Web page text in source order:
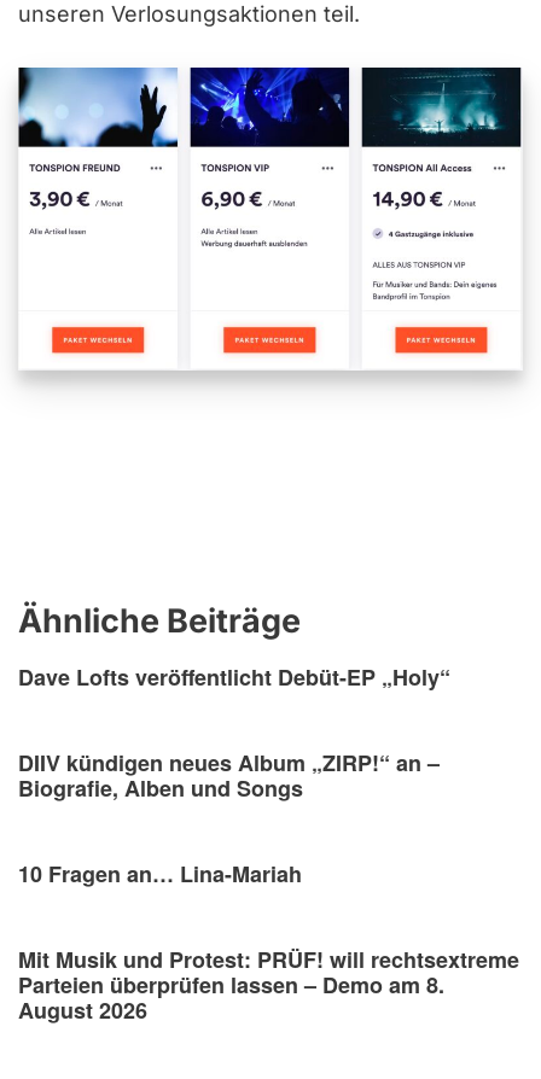
unseren Verlosungsaktionen teil.
Ähnliche Beiträge
Dave Lofts veröffentlicht Debüt-EP „Holy“
DIIV kündigen neues Album „ZIRP!“ an –
Biografie, Alben und Songs
10 Fragen an… Lina-Mariah
Mit Musik und Protest: PRÜF! will rechtsextreme
Parteien überprüfen lassen – Demo am 8.
August 2026